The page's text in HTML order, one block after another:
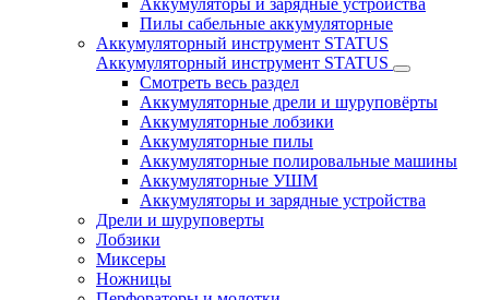
Аккумуляторы и зарядные устройства
Пилы сабельные аккумуляторные
Аккумуляторный инструмент STATUS
Аккумуляторный инструмент STATUS
Смотреть весь раздел
Аккумуляторные дрели и шуруповёрты
Аккумуляторные лобзики
Аккумуляторные пилы
Аккумуляторные полировальные машины
Аккумуляторные УШМ
Аккумуляторы и зарядные устройства
Дрели и шуруповерты
Лобзики
Миксеры
Ножницы